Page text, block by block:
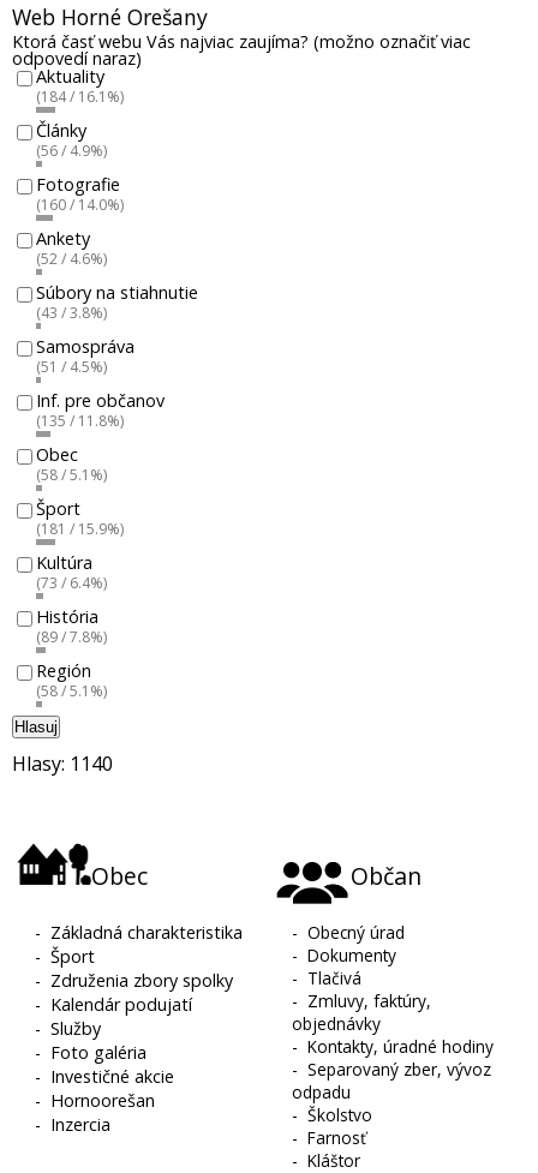
Web Horné Orešany
Ktorá časť webu Vás najviac zaujíma? (možno označiť viac
odpovedí naraz)
Aktuality
(184 / 16.1%)
Články
(56 / 4.9%)
Fotografie
(160 / 14.0%)
Ankety
(52 / 4.6%)
Súbory na stiahnutie
(43 / 3.8%)
Samospráva
(51 / 4.5%)
Inf. pre občanov
(135 / 11.8%)
Obec
(58 / 5.1%)
Šport
(181 / 15.9%)
Kultúra
(73 / 6.4%)
História
(89 / 7.8%)
Región
(58 / 5.1%)
Hlasuj
Hlasy: 1140
Obec
- Základná charakteristika
-Šport
- Združenia zbory spolky
- Kalendár podujatí
-Služby
- Foto galéria
- Investičné akcie
- Hornoorešan
- Inzercia
Občan
-Obecný úrad
-Dokumenty
- Tlačivá
- Zmluvy, faktúry,
objednávky
-Kontakty, úradné hodiny
-Separovaný zber, vývoz
odpadu
-Školstvo
-Farnosť
-Kláštor